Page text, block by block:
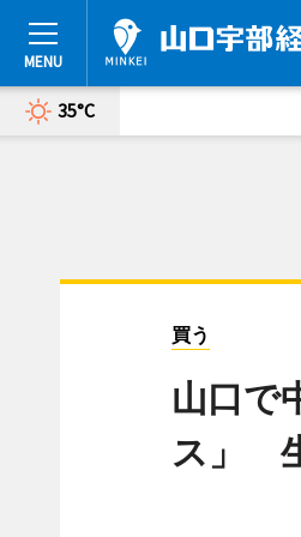
35°C
買う
山口で
ス」